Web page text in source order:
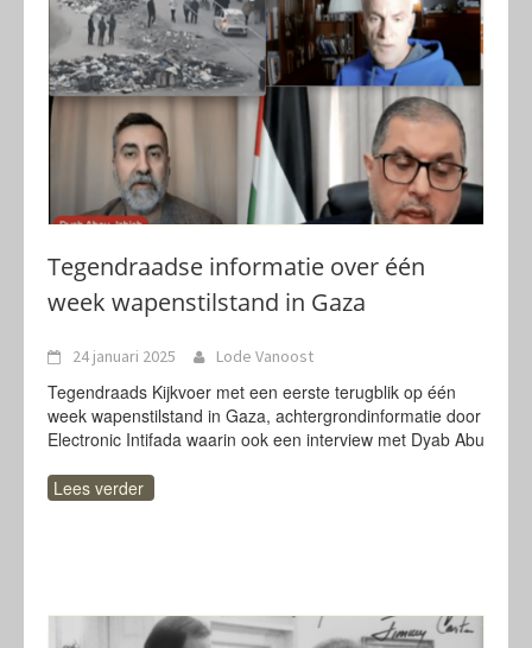
Tegendraadse informatie over één
week wapenstilstand in Gaza
24 januari 2025 Lode Vanoost
Tegendraads Kijkvoer met een eerste terugblik op één
week wapenstilstand in Gaza, achtergrondinformatie door
Electronic Intifada waarin ook een interview met Dyab Abu
Lees verder